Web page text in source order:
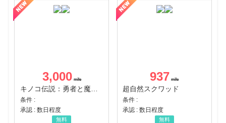
3,000
条件 :
承認 : 数日程度
無料
937
超自然スクワッド
条件 :
承認 : 数日程度
無料